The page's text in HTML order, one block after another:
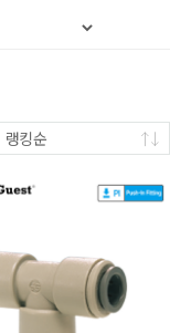
랭킹순